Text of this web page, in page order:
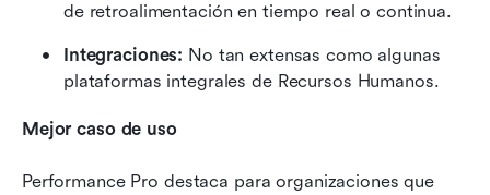
de retroalimentación en tiempo real o continua.
Integraciones: No tan extensas como algunas
plataformas integrales de Recursos Humanos.
Mejor caso de uso
Performance Pro destaca para organizaciones que